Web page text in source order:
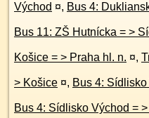
Východ ¤,
Bus
Košice = > Praha hl. n. ¤,
> Košice ¤,
Bus 4: Sídlisko Východ = > Smižany,kaštiel = > Sídlisko